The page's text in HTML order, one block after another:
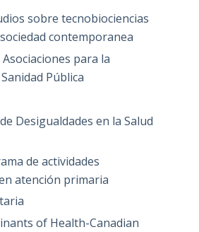
sobre tecnobiociencias
contemporanea
para la
Pública
Desigualdades en la Salud
de actividades
atención primaria
of Health-Canadian